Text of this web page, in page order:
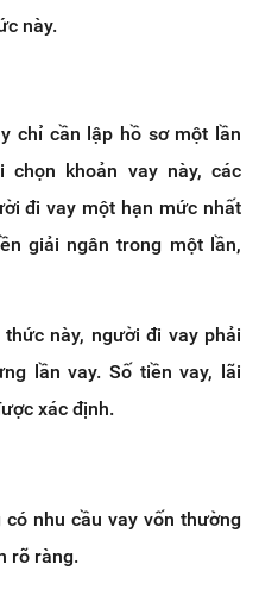
này.
chỉ cần lập hồ sơ một lần
chọn khoản vay này, các
đi vay một hạn mức nhất
giải ngân trong một lần,
này, người đi vay phải
lần vay. Số tiền vay, lãi
xác định.
nhu cầu vay vốn thường
rõ ràng.